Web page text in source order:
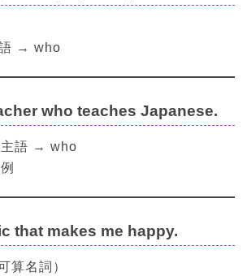
→ who
who teaches Japanese.
語 → who
that makes me happy.
算名詞）